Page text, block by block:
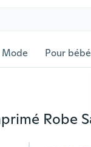
Mode Pour bébé